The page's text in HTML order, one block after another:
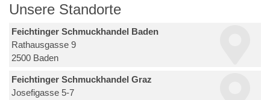
Unsere Standorte
Feichtinger Schmuckhandel Baden
Rathausgasse 9
2500 Baden
Feichtinger Schmuckhandel Graz
Josefigasse 5-7